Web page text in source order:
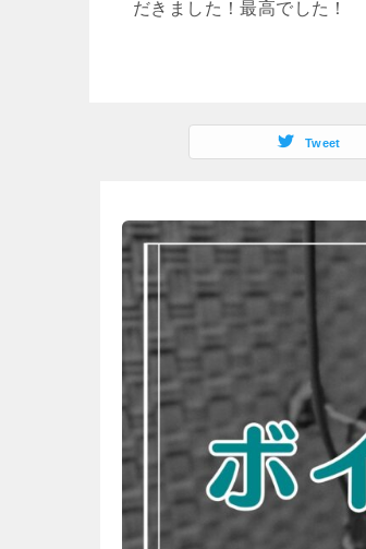
だきました！最高でした！
Tweet